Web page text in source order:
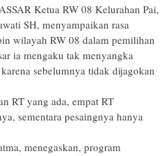
Ketua RW 08 Kelurahan Pai,
SH, menyampaikan rasa
wilayah RW 08 dalam pemilihan
ia mengaku tak menyangka
sebelumnya tidak dijagokan
RT yang ada, empat RT
sementara pesaingnya hanya
menegaskan, program